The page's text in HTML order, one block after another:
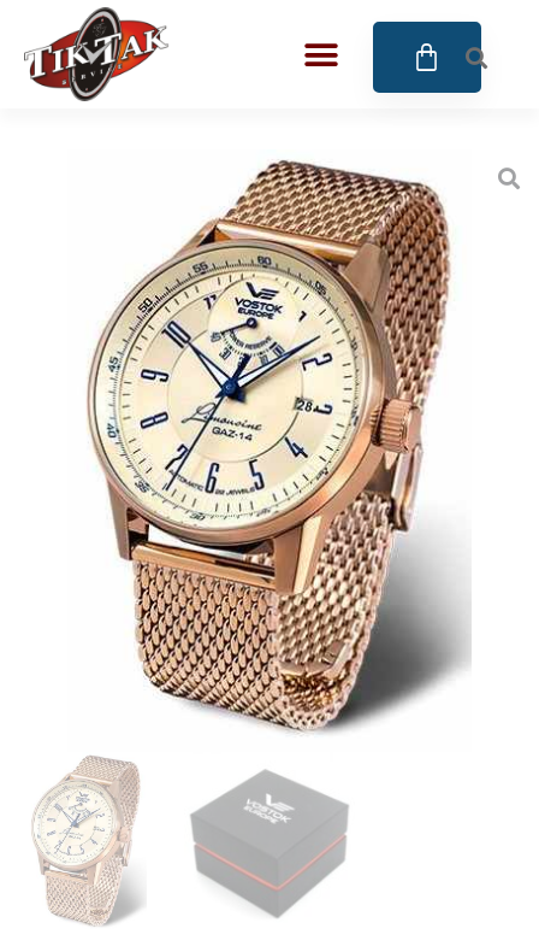
BIGOTTI Milano
CALYPSO
CANGO & RINALDI
CANGO & RINALDI CHARM
CANGO&RINALDI KARÓRÁK
DIVAT KARÓRÁK (Curren, Oulm,Naviforce, D-
DOXA
ESPRIT